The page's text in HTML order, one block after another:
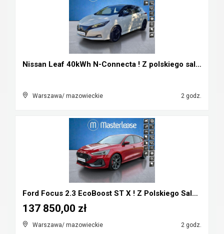
Nissan Leaf 40kWh N-Connecta ! Z polskiego salonu ...
Warszawa/ mazowieckie 2 godz.
Ford Focus 2.3 EcoBoost ST X ! Z Polskiego Salonu ...
Warszawa/ mazowieckie 2 godz.
137 850,00 zł